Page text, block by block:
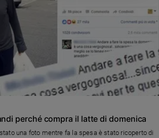
perché compra il latte di domenica
una foto mentre fa la spesa è stato ricoperto di